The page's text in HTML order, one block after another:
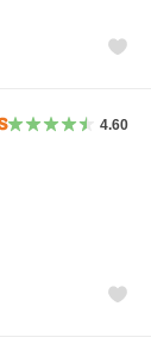
4.60